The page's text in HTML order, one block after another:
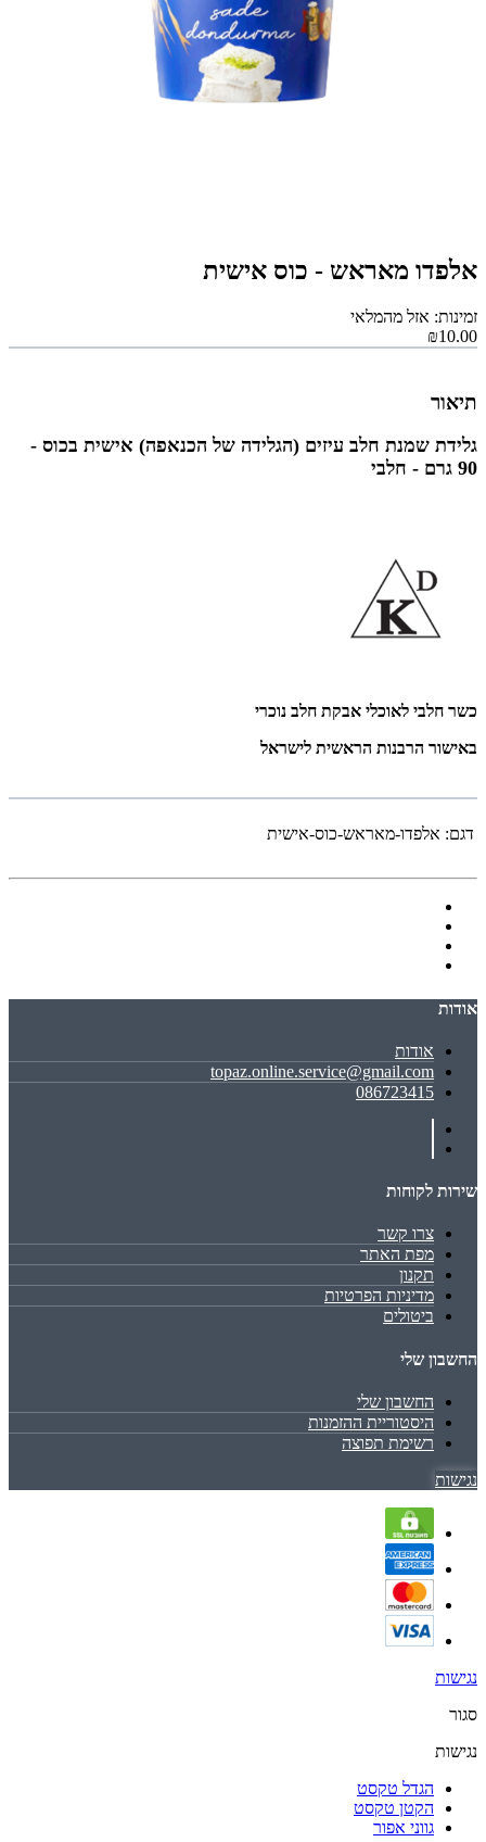
אלפדו מאראש - כוס אישית
זמינות: אזל מהמלאי
₪10.00
תיאור
גלידת שמנת חלב עיזים (הגלידה של הכנאפה) אישית בכוס -
90 גרם - חלבי
כשר חלבי לאוכלי אבקת חלב נוכרי
באישור הרבנות הראשית לישראל
דגם: אלפדו-מאראש-כוס-אישית
אודות
אודות
topaz.online.service@gmail.com
086723415
שירות לקוחות
צרו קשר
מפת האתר
תקנון
מדיניות הפרטיות
ביטולים
החשבון שלי
החשבון שלי
היסטוריית ההזמנות
רשימת תפוצה
נגישות
נגישות
סגור
נגישות
הגדל טקסט
הקטן טקסט
גווני אפור